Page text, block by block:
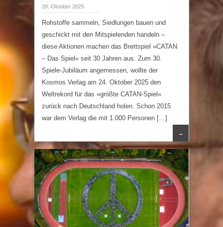
28. Oktober 2025
Rohstoffe sammeln, Siedlungen bauen und
geschickt mit den Mitspielenden handeln –
diese Aktionen machen das Brettspiel »CATAN
– Das Spiel« seit 30 Jahren aus. Zum 30.
Spiele-Jubiläum angemessen, wollte der
Kosmos Verlag am 24. Oktober 2025 den
Weltrekord für das »größte CATAN-Spiel«
zurück nach Deutschland holen. Schon 2015
war dem Verlag die mit 1.000 Personen […]
→